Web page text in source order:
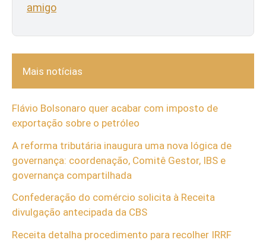
amigo
Mais notícias
Flávio Bolsonaro quer acabar com imposto de
exportação sobre o petróleo
A reforma tributária inaugura uma nova lógica de
governança: coordenação, Comitê Gestor, IBS e
governança compartilhada
Confederação do comércio solicita à Receita
divulgação antecipada da CBS
Receita detalha procedimento para recolher IRRF